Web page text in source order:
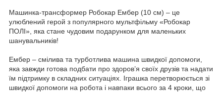
Машинка-трансформер Робокар Ембер (10 см) – це
улюблений герой з популярного мультфільму «Робокар
ПОЛІ», яка стане чудовим подарунком для маленьких
шанувальників!
Ембер – смілива та турботлива машина швидкої допомоги,
яка завжди готова подбати про здоров’я своїх друзів та надати
їм підтримку в складних ситуаціях. Іграшка перетворюється зі
швидкої допомоги на робота і навпаки всього за 4 кроки, що